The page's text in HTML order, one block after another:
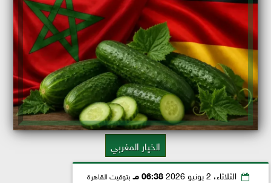
الخيار المغربي
الثلاثاء، 2 يونيو 2026 06:38 مـ بتوقيت القاهرة